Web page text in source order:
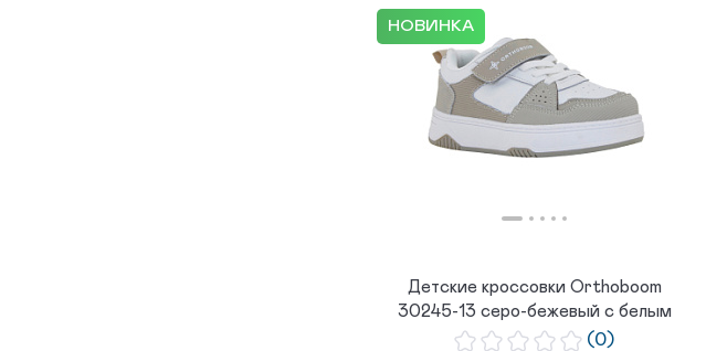
НОВИНКА
Детские кроссовки Orthoboom
30245-13 серо-бежевый с белым
(0)